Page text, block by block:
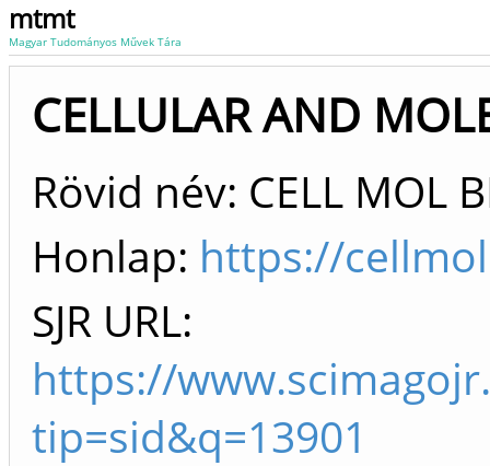
mtmt
Magyar Tudományos Művek Tára
CELLULAR AND
Rövid név: CELL MOL
Honlap: https://
SJR URL:
https://
tip=sid&q=13901